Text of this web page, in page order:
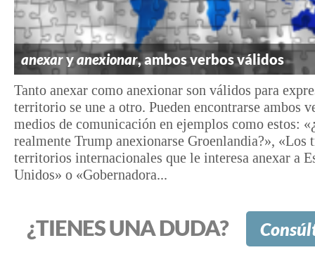
anexaryanexionar, ambos verbos válidos
Tanto anexar como anexionar son válidos para
territorio se une a otro. Pueden encontrarse ambos
medios de comunicación en ejemplos como estos:
realmente Trump anexionarse Groenlandia?», «Los
territorios internacionales que le interesa anexar a
Unidos» o «Gobernadora...
¿TIENES UNA DUDA?